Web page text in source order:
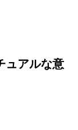
ュアルな意